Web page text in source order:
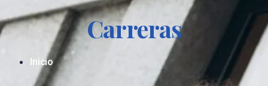
Carreras
Inicio